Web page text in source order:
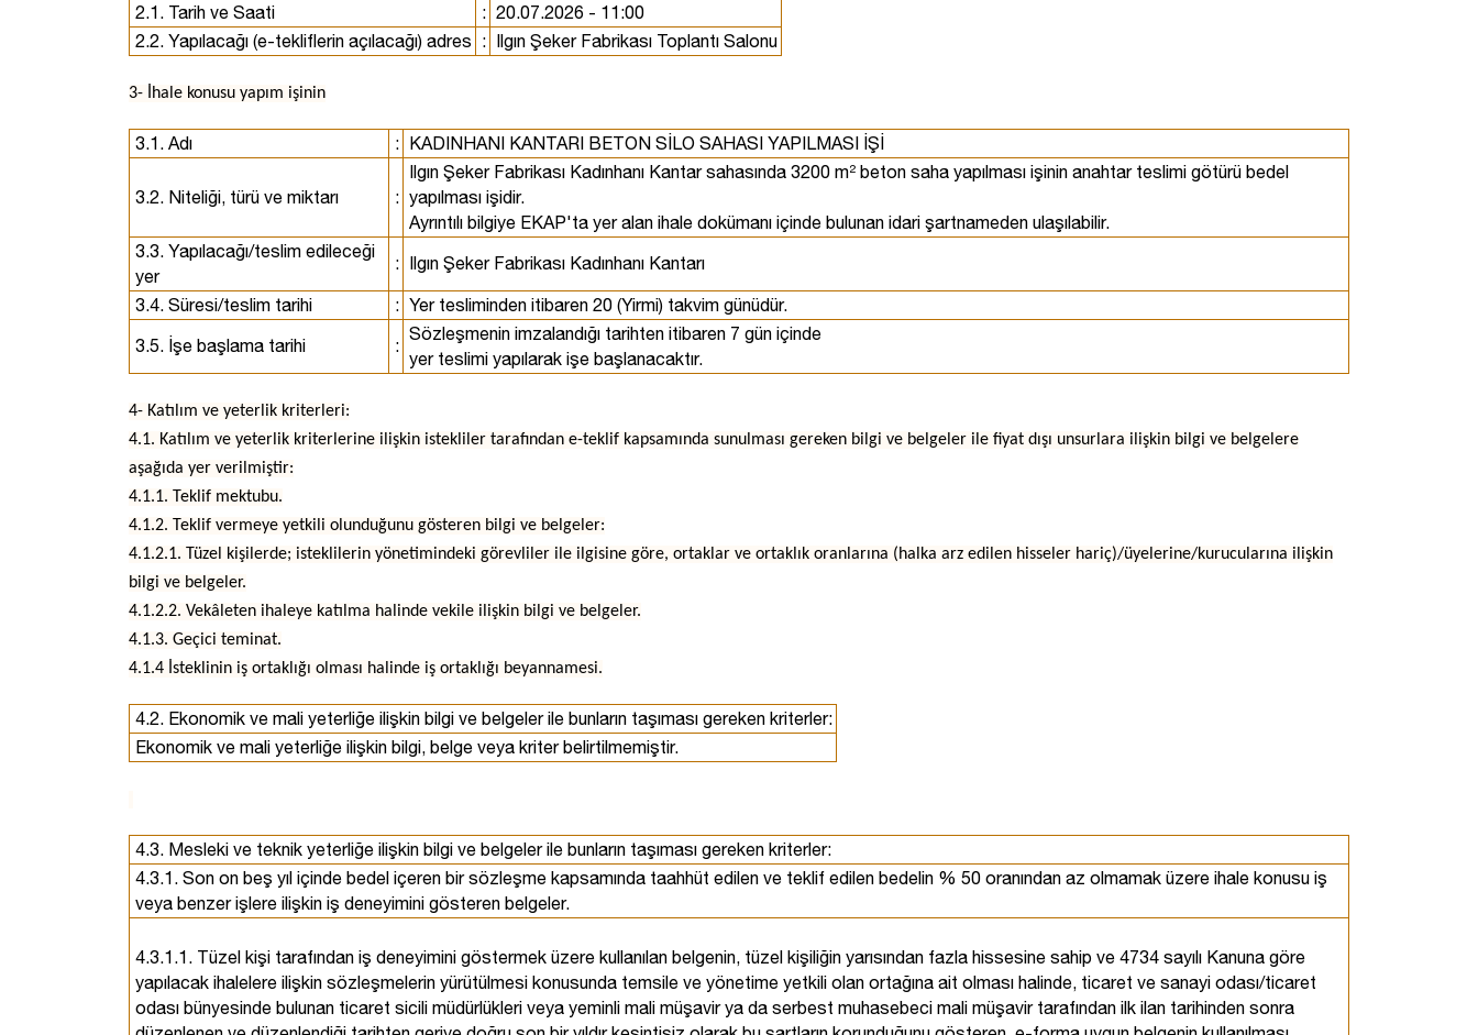
2.1. Tarih ve Saati : 20.07.2026 - 11:00
2.2. Yapılacağı (e-tekliflerin açılacağı) adres
: Ilgın Şeker Fabrikası Toplantı Salonu
3- İhale konusu yapım işinin
3.1. Adı : KADINHANI KANTARI BETON SİLO SAHASI YAPILMASI İŞİ
3.2. Niteliği, türü ve miktarı :
Ilgın Şeker Fabrikası Kadınhanı Kantar sahasında 3200 m² beton saha yapılması işinin anahtar teslimi götürü bedel
yapılması işidir.
Ayrıntılı bilgiye EKAP'ta yer alan ihale dokümanı içinde bulunan idari şartnameden ulaşılabilir.
3.3. Yapılacağı/teslim edileceği
yer
: Ilgın Şeker Fabrikası Kadınhanı Kantarı
3.4. Süresi/teslim tarihi : Yer tesliminden itibaren 20 (Yirmi) takvim günüdür.
3.5. İşe başlama tarihi :
Sözleşmenin imzalandığı tarihten itibaren 7 gün içinde
yer teslimi yapılarak işe başlanacaktır.
4- Katılım ve yeterlik kriterleri:
4.1. Katılım ve yeterlik kriterlerine ilişkin istekliler tarafından e-teklif kapsamında sunulması gereken bilgi ve belgeler ile fiyat dışı unsurlara ilişkin bilgi ve belgelere
aşağıda yer verilmiştir:
4.1.1. Teklif mektubu.
4.1.2. Teklif vermeye yetkili olunduğunu gösteren bilgi ve belgeler:
4.1.2.1. Tüzel kişilerde; isteklilerin yönetimindeki görevliler ile ilgisine göre, ortaklar ve ortaklık oranlarına (halka arz edilen hisseler hariç)/üyelerine/kurucularına ilişkin
bilgi ve belgeler.
4.1.2.2. Vekâleten ihaleye katılma halinde vekile ilişkin bilgi ve belgeler.
4.1.3. Geçici teminat.
4.1.4 İsteklinin iş ortaklığı olması halinde iş ortaklığı beyannamesi.
4.2. Ekonomik ve mali yeterliğe ilişkin bilgi ve belgeler ile bunların taşıması gereken kriterler:
Ekonomik ve mali yeterliğe ilişkin bilgi, belge veya kriter belirtilmemiştir.
4.3. Mesleki ve teknik yeterliğe ilişkin bilgi ve belgeler ile bunların taşıması gereken kriterler:
4.3.1. Son on beş yıl içinde bedel içeren bir sözleşme kapsamında taahhüt edilen ve teklif edilen bedelin % 50 oranından az olmamak üzere ihale konusu iş
veya benzer işlere ilişkin iş deneyimini gösteren belgeler.
4.3.1.1. Tüzel kişi tarafından iş deneyimini göstermek üzere kullanılan belgenin, tüzel kişiliğin yarısından fazla hissesine sahip ve 4734 sayılı Kanuna göre
yapılacak ihalelere ilişkin sözleşmelerin yürütülmesi konusunda temsile ve yönetime yetkili olan ortağına ait olması halinde, ticaret ve sanayi odası/ticaret
odası bünyesinde bulunan ticaret sicili müdürlükleri veya yeminli mali müşavir ya da serbest muhasebeci mali müşavir tarafından ilk ilan tarihinden sonra